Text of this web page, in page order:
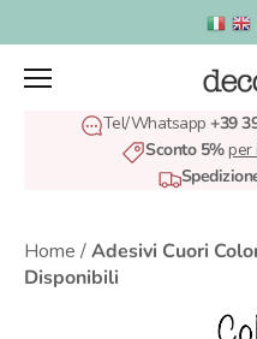
al
contenuto
Tel/Whatsapp +39
Sconto 5%per
Home /Adesivi Cuori
Disponibili